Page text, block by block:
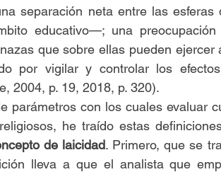
separación neta entre las
educativo—; una
que sobre ellas pueden ejercer
por vigilar y controlar los
2004, p. 19, 2018, p. 320).
parámetros con los cuales evaluar
he traído estas
de laicidad. Primero, que se
lleva a que el analista que